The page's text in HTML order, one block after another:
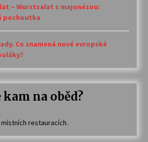
– Wurstsalat s majonézou:
pochoutka
Co znamená nové evropské
na oběd?
restauracích.